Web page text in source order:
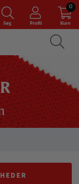
Søg Profil Kurv
0